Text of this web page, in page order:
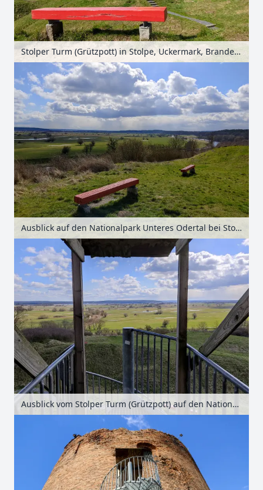
Stolper Turm (Grützpott) in Stolpe, Uckermark, Brandenburg, Deutschland
Ausblick auf den Nationalpark Unteres Odertal bei Stolpe, Uckermark, Brandenburg, Deutschland
Ausblick vom Stolper Turm (Grützpott) auf den Nationalpark Unteres Odertal bei Stolpe, Uckermark, Brandenburg, Deutschland